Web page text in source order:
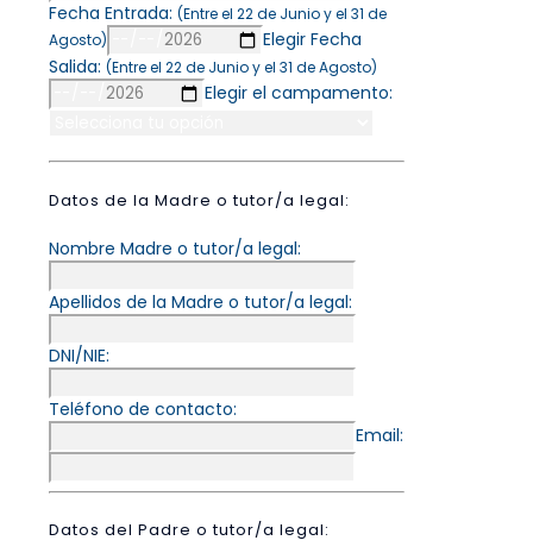
Fecha Entrada: (Entre el 22 de Junio y el 31 de
Agosto)
Elegir Fecha
Salida: (Entre el 22 de Junio y el 31 de Agosto)
Elegir el campamento:
Datos de la Madre o tutor/a legal:
Nombre Madre o tutor/a legal:
Apellidos de la Madre o tutor/a legal:
DNI/NIE:
Teléfono de contacto:
Email:
Datos del Padre o tutor/a legal: